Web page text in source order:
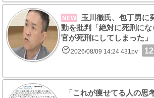
NEW
玉川徹氏、包丁男に
動を批判「絶対に死刑に
官が死刑にしてしまった」
2026/08/09 14:24 431pv
「これが痩せてる人の思